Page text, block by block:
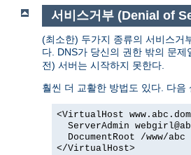
서비스거부 (Denial of
(최소한) 두가지 종류의 서비스거
다. DNS가 당신의 권한 밖의 문제
전) 서버는 시작하지 못한다.
훨씬 더 교활한 방법도 있다. 다음
<VirtualHost
ServerAdmin
DocumentRoot /www/abc
</VirtualHost>